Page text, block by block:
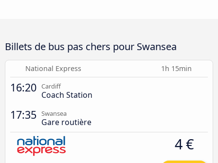
Billets de bus pas chers pour Swansea
National Express 1h 15min
16:20 Cardiff
Coach Station
17:35 Swansea
Gare routière
4 €